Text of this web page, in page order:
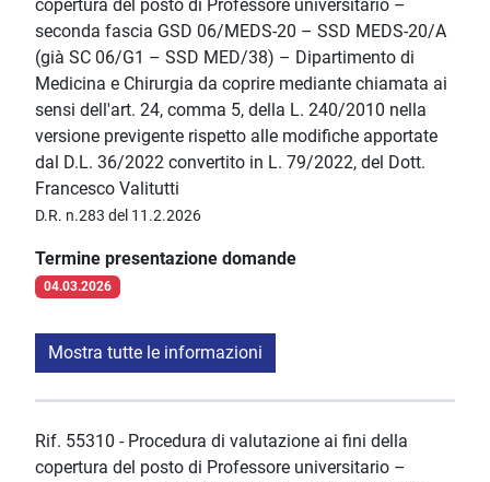
copertura del posto di Professore universitario –
seconda fascia GSD 06/MEDS-20 – SSD MEDS-20/A
(già SC 06/G1 – SSD MED/38) – Dipartimento di
Medicina e Chirurgia da coprire mediante chiamata ai
sensi dell'art. 24, comma 5, della L. 240/2010 nella
versione previgente rispetto alle modifiche apportate
dal D.L. 36/2022 convertito in L. 79/2022, del Dott.
Francesco Valitutti
D.R. n.283 del 11.2.2026
Termine presentazione domande
04.03.2026
Mostra tutte le informazioni
Rif. 55310 - Procedura di valutazione ai fini della
copertura del posto di Professore universitario –